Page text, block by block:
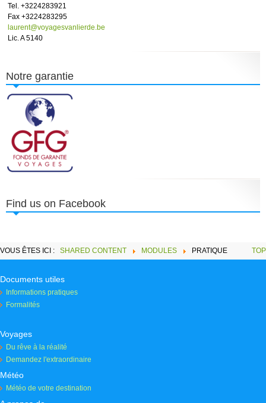
Tel. +3224283921
Fax +3224283295
laurent@voyagesvanlierde.be
Lic. A 5140
Notre garantie
Find us on Facebook
VOUS ÊTES ICI : SHARED CONTENT MODULES PRATIQUE TOP
Documents utiles
Informations pratiques
Formalités
Voyages
Du rêve à la réalité
Demandez l'extraordinaire
Météo
Météo de votre destination